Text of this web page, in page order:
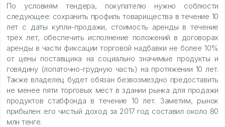
По условиям тендера, покупателю нужно соблюсти
следующее: сохранить профиль товарищества в течение 10
лет с даты купли-продажи, стоимость аренды в течение
трёх лет, обеспечить исполнение положений в договорах
аренды в части фиксации торговой надбавки не более 10%
от цены поставщика на социально значимые продукты и
говядину (лопаточно-грудную часть) на протяжении 10 лет.
Также владелец будет обязан безвозмездно предоставить
не менее пяти торговых мест в здании рынка для продажи
продуктов стабфонда в течение 10 лет. Заметим, рынок
прибылен: его чистый доход за 2017 год составил около 80
млн тенге.